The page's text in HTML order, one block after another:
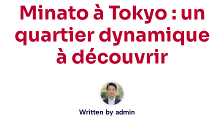
Minato à Tokyo : un
quartier dynamique
à découvrir
Written by admin